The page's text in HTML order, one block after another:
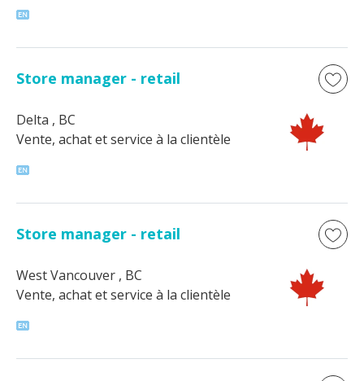
Store manager - retail
Delta , BC
Vente, achat et service à la clientèle
Store manager - retail
West Vancouver , BC
Vente, achat et service à la clientèle